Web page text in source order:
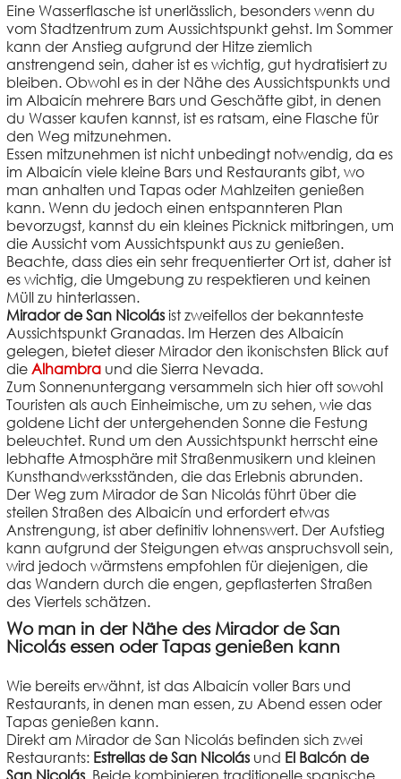
Eine Wasserflasche ist unerlässlich, besonders wenn du
vom Stadtzentrum zum Aussichtspunkt gehst. Im Sommer
kann der Anstieg aufgrund der Hitze ziemlich
anstrengend sein, daher ist es wichtig, gut hydratisiert zu
bleiben. Obwohl es in der Nähe des Aussichtspunkts und
im Albaicín mehrere Bars und Geschäfte gibt, in denen
du Wasser kaufen kannst, ist es ratsam, eine Flasche für
den Weg mitzunehmen.
Essen mitzunehmen ist nicht unbedingt notwendig, da es
im Albaicín viele kleine Bars und Restaurants gibt, wo
man anhalten und Tapas oder Mahlzeiten genießen
kann. Wenn du jedoch einen entspannteren Plan
bevorzugst, kannst du ein kleines Picknick mitbringen, um
die Aussicht vom Aussichtspunkt aus zu genießen.
Beachte, dass dies ein sehr frequentierter Ort ist, daher ist
es wichtig, die Umgebung zu respektieren und keinen
Müll zu hinterlassen.
Mirador de San Nicolásist zweifellos der bekannteste
Aussichtspunkt Granadas. Im Herzen des Albaicín
gelegen, bietet dieser Mirador den ikonischsten Blick auf
die Alhambraund die Sierra Nevada.
Zum Sonnenuntergang versammeln sich hier oft sowohl
Touristen als auch Einheimische, um zu sehen, wie das
goldene Licht der untergehenden Sonne die Festung
beleuchtet. Rund um den Aussichtspunkt herrscht eine
lebhafte Atmosphäre mit Straßenmusikern und kleinen
Kunsthandwerksständen, die das Erlebnis abrunden.
Der Weg zum Mirador de San Nicolás führt über die
steilen Straßen des Albaicín und erfordert etwas
Anstrengung, ist aber definitiv lohnenswert. Der Aufstieg
kann aufgrund der Steigungen etwas anspruchsvoll sein,
wird jedoch wärmstens empfohlen für diejenigen, die
das Wandern durch die engen, gepflasterten Straßen
des Viertels schätzen.
Wo man in der Nähe des Mirador de San
Nicolás essen oder Tapas genießen kann
Wie bereits erwähnt, ist das Albaicín voller Bars und
Restaurants, in denen man essen, zu Abend essen oder
Tapas genießen kann.
Direkt am Mirador de San Nicolás befinden sich zwei
Restaurants: Estrellas de San Nicolásund El Balcón de
San Nicolás. Beide kombinieren traditionelle spanische